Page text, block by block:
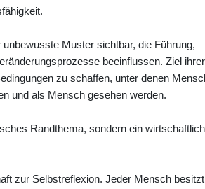
Muster sichtbar, die Führung,
beeinflussen. Ziel
zu schaffen, unter denen
und als Mensch gesehen werden.
Randthema, sondern ein
zur Selbstreflexion. Jeder Mensch